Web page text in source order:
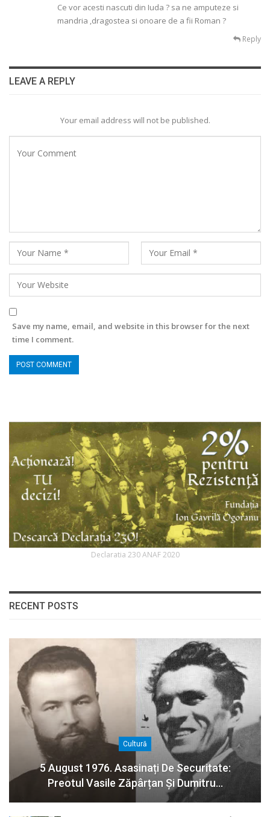
Ce vor acesti nascuti din Iuda ? sa ne amputeze si
mandria ,dragostea si onoare de a fii Roman ?
Reply
LEAVE A REPLY
Your email address will not be published.
Save my name, email, and website in this browser for the next
time I comment.
Declaratia 230 ANAF 2020
RECENT POSTS
Cultură
5 August 1976. Asasinați De Securitate:
Preotul Vasile Zăpârțan Și Dumitru…